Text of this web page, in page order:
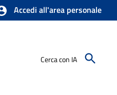
Accedi all'area personale
Cerca con IA